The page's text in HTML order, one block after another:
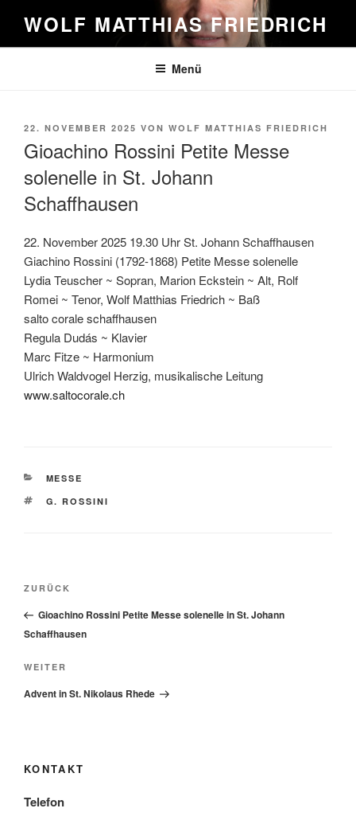
Inhalt
springen
WOLF MATTHIAS FRIEDRICH
Menü
VERÖFFENTLICHT
22. NOVEMBER 2025 VON WOLF MATTHIAS FRIEDRICH
Gioachino Rossini Petite Messe
solenelle in St. Johann
Schaffhausen
22. November 2025 19.30 Uhr St. Johann Schaffhausen
Giachino Rossini (1792-1868) Petite Messe solenelle
Lydia Teuscher ~ Sopran, Marion Eckstein ~ Alt, Rolf
Romei ~ Tenor, Wolf Matthias Friedrich ~ Baß
salto corale schaffhausen
Regula Dudás ~ Klavier
Marc Fitze ~ Harmonium
Ulrich Waldvogel Herzig, musikalische Leitung
www.saltocorale.ch
KATEGORIEN
MESSE
SCHLAGWÖRTER
G. ROSSINI
Beitragsnavigation
Vorheriger
Beitrag
ZURÜCK
Gioachino Rossini Petite Messe solenelle in St. Johann
Schaffhausen
Nächster
Beitrag
WEITER
Advent in St. Nikolaus Rhede
KONTAKT
Telefon